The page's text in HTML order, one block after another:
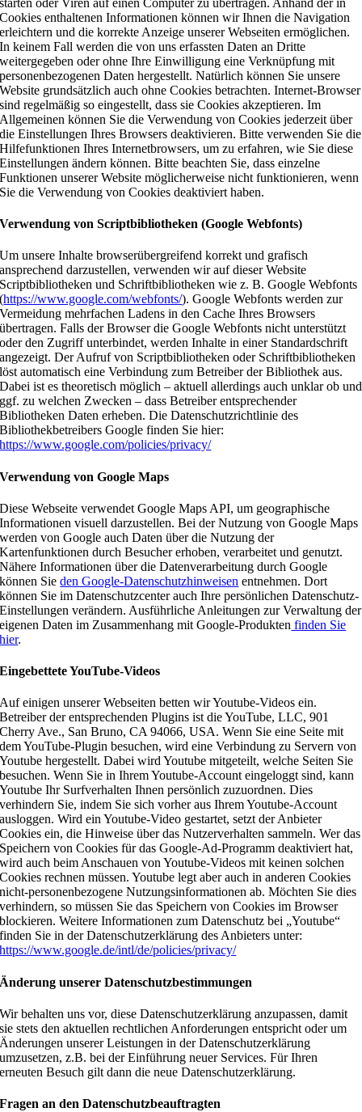
Cookies enthaltenen Informationen können wir Ihnen die Navigation
erleichtern und die korrekte Anzeige unserer Webseiten ermöglichen.
In keinem Fall werden die von uns erfassten Daten an Dritte
weitergegeben oder ohne Ihre Einwilligung eine Verknüpfung mit
personenbezogenen Daten hergestellt. Natürlich können Sie unsere
Website grundsätzlich auch ohne Cookies betrachten. Internet-Browser
sind regelmäßig so eingestellt, dass sie Cookies akzeptieren. Im
Allgemeinen können Sie die Verwendung von Cookies jederzeit über
die Einstellungen Ihres Browsers deaktivieren. Bitte verwenden Sie die
Hilfefunktionen Ihres Internetbrowsers, um zu erfahren, wie Sie diese
Einstellungen ändern können. Bitte beachten Sie, dass einzelne
Funktionen unserer Website möglicherweise nicht funktionieren, wenn
Sie die Verwendung von Cookies deaktiviert haben.
Verwendung von Scriptbibliotheken (Google Webfonts)
Um unsere Inhalte browserübergreifend korrekt und grafisch
ansprechend darzustellen, verwenden wir auf dieser Website
Scriptbibliotheken und Schriftbibliotheken wie z. B. Google Webfonts
(https://www.google.com/webfonts/). Google Webfonts werden zur
Vermeidung mehrfachen Ladens in den Cache Ihres Browsers
übertragen. Falls der Browser die Google Webfonts nicht unterstützt
oder den Zugriff unterbindet, werden Inhalte in einer Standardschrift
angezeigt. Der Aufruf von Scriptbibliotheken oder Schriftbibliotheken
löst automatisch eine Verbindung zum Betreiber der Bibliothek aus.
Dabei ist es theoretisch möglich – aktuell allerdings auch unklar ob und
ggf. zu welchen Zwecken – dass Betreiber entsprechender
Bibliotheken Daten erheben. Die Datenschutzrichtlinie des
Bibliothekbetreibers Google finden Sie hier:
https://www.google.com/policies/privacy/
Verwendung von Google Maps
Diese Webseite verwendet Google Maps API, um geographische
Informationen visuell darzustellen. Bei der Nutzung von Google Maps
werden von Google auch Daten über die Nutzung der
Kartenfunktionen durch Besucher erhoben, verarbeitet und genutzt.
Nähere Informationen über die Datenverarbeitung durch Google
können Sieden Google-Datenschutzhinweisen entnehmen. Dort
können Sie im Datenschutzcenter auch Ihre persönlichen Datenschutz-
Einstellungen verändern. Ausführliche Anleitungen zur Verwaltung der
eigenen Daten im Zusammenhang mit Google-Produkten finden Sie
hier.
Eingebettete YouTube-Videos
Auf einigen unserer Webseiten betten wir Youtube-Videos ein.
Betreiber der entsprechenden Plugins ist die YouTube, LLC, 901
Cherry Ave., San Bruno, CA 94066, USA. Wenn Sie eine Seite mit
dem YouTube-Plugin besuchen, wird eine Verbindung zu Servern von
Youtube hergestellt. Dabei wird Youtube mitgeteilt, welche Seiten Sie
besuchen. Wenn Sie in Ihrem Youtube-Account eingeloggt sind, kann
Youtube Ihr Surfverhalten Ihnen persönlich zuzuordnen. Dies
verhindern Sie, indem Sie sich vorher aus Ihrem Youtube-Account
ausloggen. Wird ein Youtube-Video gestartet, setzt der Anbieter
Cookies ein, die Hinweise über das Nutzerverhalten sammeln. Wer das
Speichern von Cookies für das Google-Ad-Programm deaktiviert hat,
wird auch beim Anschauen von Youtube-Videos mit keinen solchen
Cookies rechnen müssen. Youtube legt aber auch in anderen Cookies
nicht-personenbezogene Nutzungsinformationen ab. Möchten Sie dies
verhindern, so müssen Sie das Speichern von Cookies im Browser
blockieren. Weitere Informationen zum Datenschutz bei „Youtube“
finden Sie in der Datenschutzerklärung des Anbieters unter:
https://www.google.de/intl/de/policies/privacy/
Änderung unserer Datenschutzbestimmungen
Wir behalten uns vor, diese Datenschutzerklärung anzupassen, damit
sie stets den aktuellen rechtlichen Anforderungen entspricht oder um
Änderungen unserer Leistungen in der Datenschutzerklärung
umzusetzen, z.B. bei der Einführung neuer Services. Für Ihren
erneuten Besuch gilt dann die neue Datenschutzerklärung.
Fragen an den Datenschutzbeauftragten